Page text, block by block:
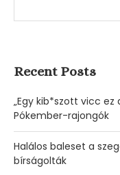
Recent Posts
„Egy kib*szott vicc
Pókember-rajongók
Halálos baleset a
bírságolták